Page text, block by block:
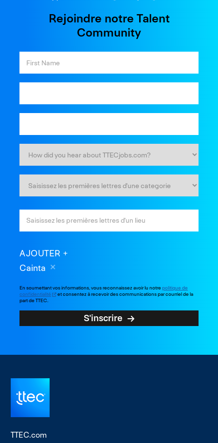
Rejoindre notre Talent
Community
AJOUTER
Cainta
En soumettant vos informations, vous reconnaissez avoir lu notrepolitique de
confidentialité
et consentez à recevoir des communications par courriel de la
part de TTEC.
S'inscrire
TTEC.com